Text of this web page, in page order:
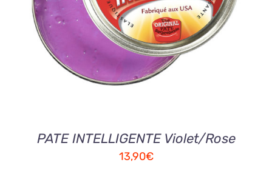
DETAILS
PATE INTELLIGENTE Violet/Rose
13,90€